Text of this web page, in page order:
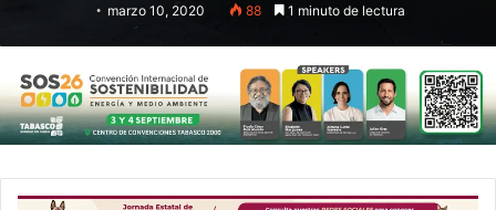
marzo 10, 2020 88 1 minuto de lectura